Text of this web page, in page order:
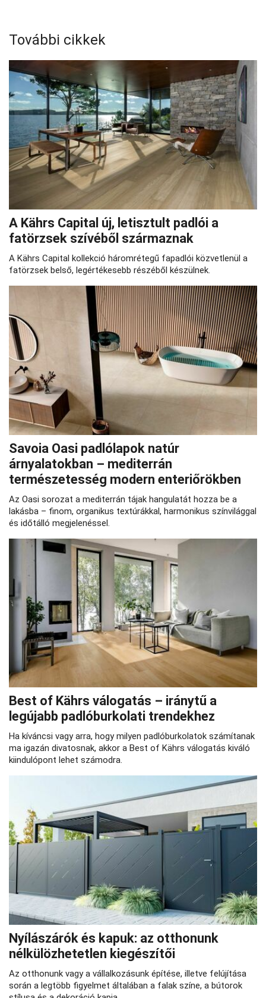
További cikkek
A Kährs Capital új, letisztult padlói a
fatörzsek szívéből származnak
A Kährs Capital kollekció háromrétegű fapadlói közvetlenül a
fatörzsek belső, legértékesebb részéből készülnek.
Savoia Oasi padlólapok natúr
árnyalatokban – mediterrán
természetesség modern enteriőrökben
Az Oasi sorozat a mediterrán tájak hangulatát hozza be a
lakásba – finom, organikus textúrákkal, harmonikus színvilággal
és időtálló megjelenéssel.
Best of Kährs válogatás – iránytű a
legújabb padlóburkolati trendekhez
Ha kíváncsi vagy arra, hogy milyen padlóburkolatok számítanak
ma igazán divatosnak, akkor a Best of Kährs válogatás kiváló
kiindulópont lehet számodra.
Nyílászárók és kapuk: az otthonunk
nélkülözhetetlen kiegészítői
Az otthonunk vagy a vállalkozásunk építése, illetve felújítása
során a legtöbb figyelmet általában a falak színe, a bútorok